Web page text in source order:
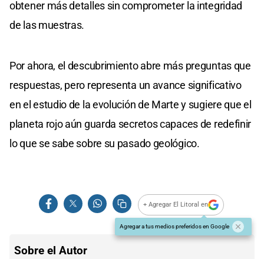
obtener más detalles sin comprometer la integridad
de las muestras.
Por ahora, el descubrimiento abre más preguntas que
respuestas, pero representa un avance significativo
en el estudio de la evolución de Marte y sugiere que el
planeta rojo aún guarda secretos capaces de redefinir
lo que se sabe sobre su pasado geológico.
+ Agregar El Litoral en
Agregar a tus medios preferidos en Google
Sobre el Autor